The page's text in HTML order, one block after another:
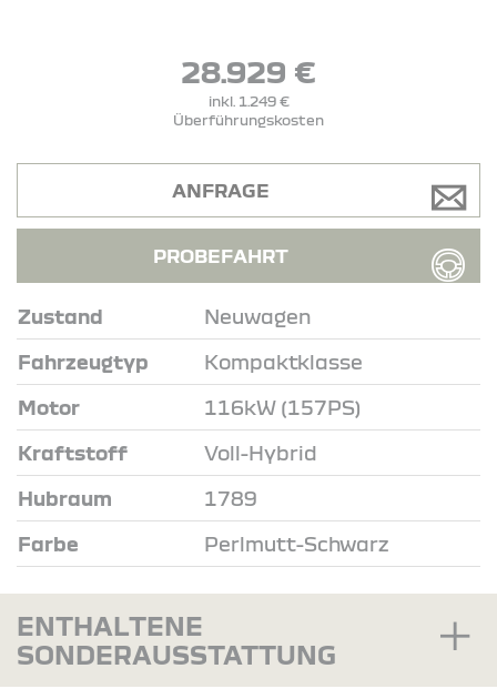
28.929 €
inkl. 1.249 €
Überführungskosten
Zustand Neuwagen
Fahrzeugtyp Kompaktklasse
Motor 116kW (157PS)
Kraftstoff Voll-Hybrid
Hubraum 1789
Farbe Perlmutt-Schwarz
ANFRAGE
PROBEFAHRT
ENTHALTENE
SONDERAUSSTATTUNG